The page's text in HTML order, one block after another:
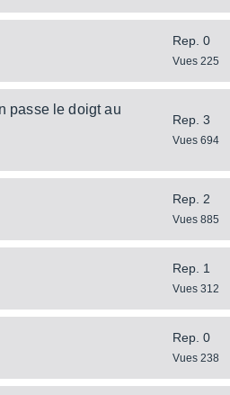
Rep. 0
Vues 225
passe le doigt au
Rep. 3
Vues 694
Rep. 2
Vues 885
Rep. 1
Vues 312
Rep. 0
Vues 238